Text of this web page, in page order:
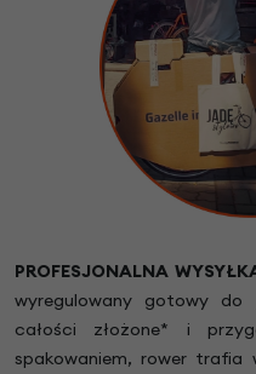
PROFESJONALNA
wyregulowany gotowy do
całości złożone* i
spakowaniem, rower trafia